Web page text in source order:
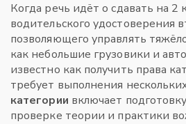
Когда речь идёт осдавать на 2
водительского удостоверения
позволяющего управлять
как небольшие грузовики и
известно как получить права
требует выполнения
категории включает
проверке теории и практики